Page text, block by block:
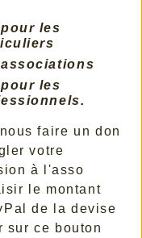
les
associations
les
faire un don
votre
à l'asso
le montant
de la devise
sur ce bouton